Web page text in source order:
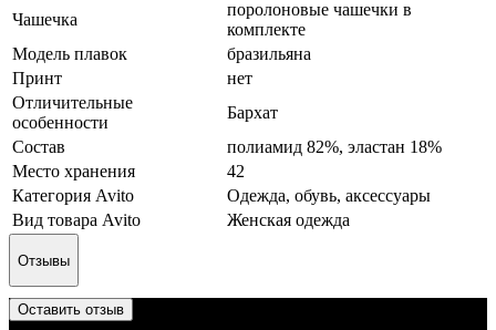
Чашечка
поролоновые чашечки в
комплекте
Модель плавок
бразильяна
Принт
нет
Отличительные
особенности
Бархат
Состав
полиамид 82%, эластан 18%
Место хранения
42
Категория Avito
Одежда, обувь, аксессуары
Вид товара Avito
Женская одежда
Отзывы
Оставить отзыв